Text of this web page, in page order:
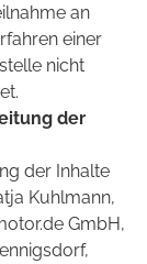
an
einer
nicht
der
der Inhalte
Kuhlmann,
GmbH,